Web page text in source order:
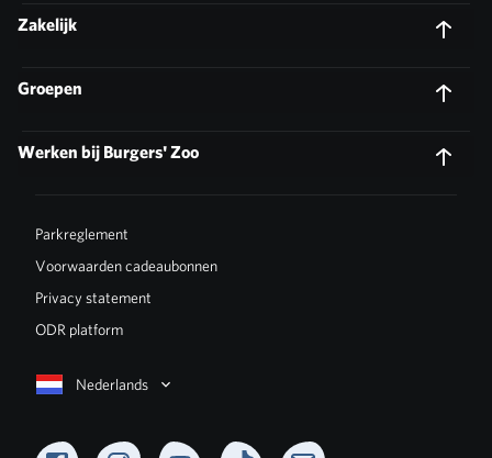
Zakelijk
Groepen
Werken bij Burgers' Zoo
Nederlands
Parkreglement
Voorwaarden cadeaubonnen
Privacy statement
ODR platform